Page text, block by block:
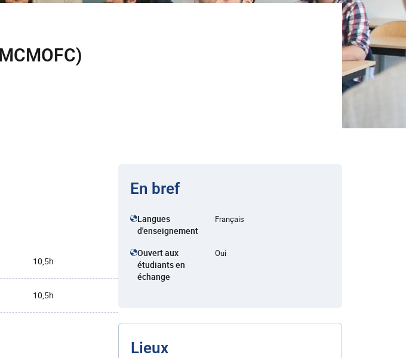
10,5h
10,5h
En bref
Langues
d'enseignement
Français
Ouvert aux
étudiants en
échange
Oui
Lieux